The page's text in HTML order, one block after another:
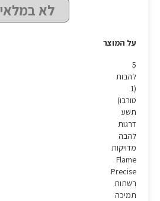
לא במלאי
על המוצר
5
להבות
(1
טורבו)
תשע
דרגות
להבה
מדויקות
Flame
Precise
רשתות
תמיכה